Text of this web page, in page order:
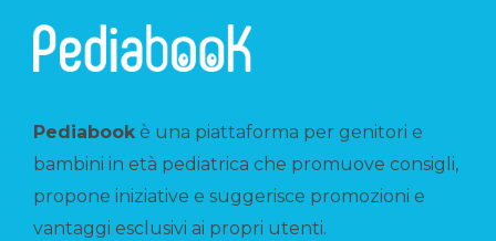
Pediabook è una piattaforma per genitori e
bambini in età pediatrica che promuove consigli,
propone iniziative e suggerisce promozioni e
vantaggi esclusivi ai propri utenti.